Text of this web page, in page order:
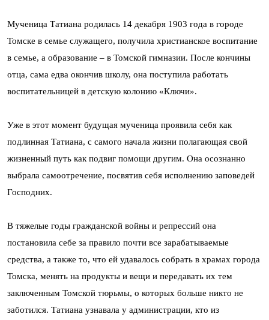
Мученица Татиана родилась 14 декабря 1903 года в городе
Томске в семье служащего, получила христианское воспитание
в семье, а образование – в Томской гимназии. После кончины
отца, сама едва окончив школу, она поступила работать
воспитательницей в детскую колонию «Ключи».
Уже в этот момент будущая мученица проявила себя как
подлинная Татиана, с самого начала жизни полагающая свой
жизненный путь как подвиг помощи другим. Она осознанно
выбрала самоотречение, посвятив себя исполнению заповедей
Господних.
В тяжелые годы гражданской войны и репрессий она
постановила себе за правило почти все зарабатываемые
средства, а также то, что ей удавалось собрать в храмах города
Томска, менять на продукты и вещи и передавать их тем
заключенным Томской тюрьмы, о которых больше никто не
заботился. Татиана узнавала у администрации, кто из